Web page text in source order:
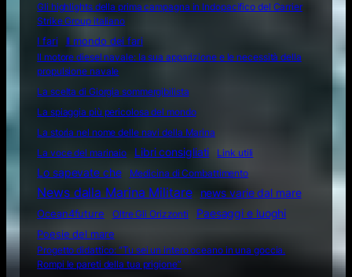
Gli highlights della prima campagna in Indopacifico del Carrier
Strike Group italiano
I fari
Il mondo dei fari
Il motore diesel navale: la sua apparizione e le necessità della
propulsione navale
La scelta di Giorgia sommergibilista
La spiaggia più pericolosa del mondo
La storia nel nome delle navi della Marina
La voce del marinaio
Libri consigliati Link utili
Lo sapevate che Medicina di Combattimento
News dalla Marina Militare
news varie dal mare
Ocean4future
Oltre Gli Orizzonti
Paesaggi e luoghi
Poesie del mare
Progetto didattico: “Tu sei un intero oceano in una goccia.
Rompi le pareti della tua prigione”